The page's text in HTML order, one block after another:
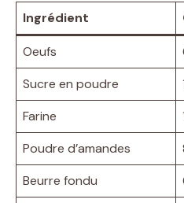
Ingrédient
Oeufs
Sucre en poudre
Farine
Poudre d’amandes
Beurre fondu